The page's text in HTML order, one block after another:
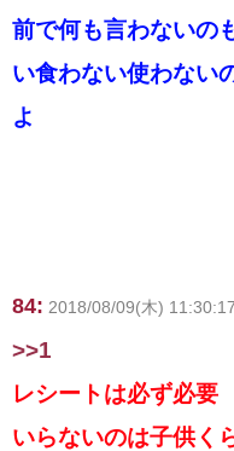
前で何も言わない
い食わない使わない
よ
84: 2018/08/09(木)
>>1
レシートは必ず必要
いらないのは子供く